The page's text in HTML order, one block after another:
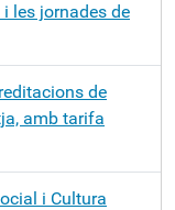
i les jornades de
de
amb tarifa
i Cultura